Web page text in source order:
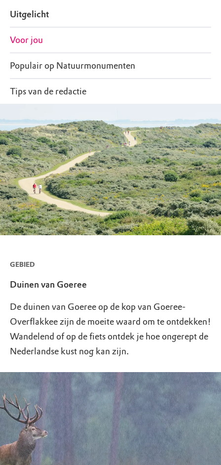
Uitgelicht
Voor jou
Populair op Natuurmonumenten
Tips van de redactie
GEBIED
Duinen van Goeree
De duinen van Goeree op de kop van Goeree-
Overflakkee zijn de moeite waard om te ontdekken!
Wandelend of op de fiets ontdek je hoe ongerept de
Nederlandse kust nog kan zijn.